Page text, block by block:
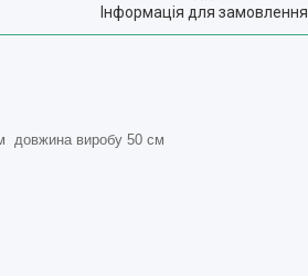
Інформація для замовлення
довжина виробу 50 см